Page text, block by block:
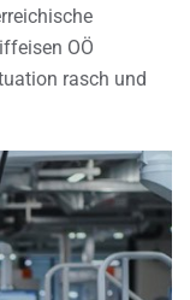
OÖ
rasch und